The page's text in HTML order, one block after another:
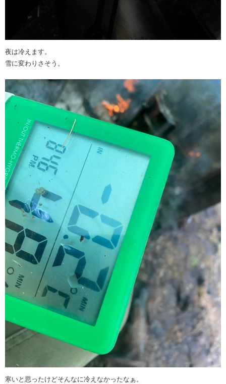
夜は冷えます。
雪に変わりさそう。
寒いと思ったけどそんなに冷えなかったなぁ。